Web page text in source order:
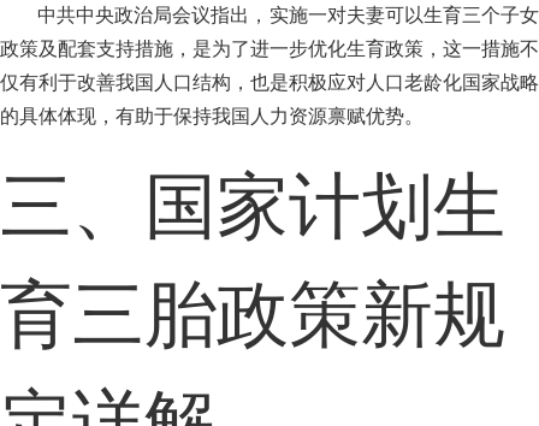
中共中央政治局会议指出，实施一对夫妻可以生育三个子女
政策及配套支持措施，是为了进一步优化生育政策，这一措施不
仅有利于改善我国人口结构，也是积极应对人口老龄化国家战略
的具体体现，有助于保持我国人力资源禀赋优势。
三、国家计划生
育三胎政策新规